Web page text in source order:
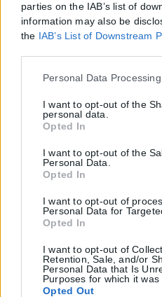
parties on the IAB’s list of
information may also be
the IAB’s List of Downstream
Please note that this website/
but not limited to your visit or
click to grant or deny consent
tags to use your data for
Google consent section.
Personal Data
I want to opt-out of the
personal data.
Opted In
I want to opt-out of the
Personal Data.
Opted In
I want to opt-out of
Personal Data for
Opted In
I want to opt-out of
Retention, Sale, and/or
Personal Data that Is
Purposes for which it was
Opted Out